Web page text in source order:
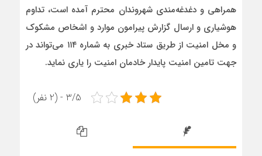
همراهی و دغدغه‌مندی شهروندان محترم آمده است، تداوم
هوشیاری و ارسال گزارش پیرامون موارد و اشخاص مشکوک
و مخل امنیت از طریق ستاد خبری به شماره ۱۱۴ می‌تواند در
جهت تامین امنیت پایدار خادمان امنیت را یاری نماید.
3/5 - (2 نفر)